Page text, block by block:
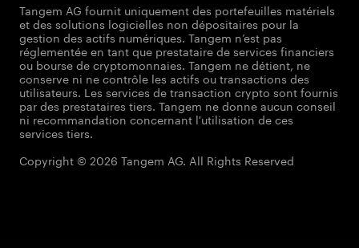
Tangem AG fournit uniquement des portefeuilles matériels
et des solutions logicielles non dépositaires pour la
gestion des actifs numériques. Tangem n’est pas
réglementée en tant que prestataire de services financiers
ou bourse de cryptomonnaies. Tangem ne détient, ne
conserve ni ne contrôle les actifs ou transactions des
utilisateurs. Les services de transaction crypto sont fournis
par des prestataires tiers. Tangem ne donne aucun conseil
ni recommandation concernant l'utilisation de ces
services tiers.